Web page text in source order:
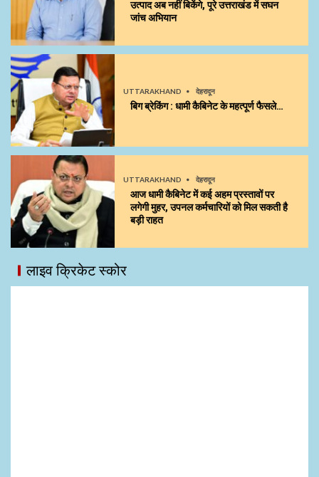
उत्पाद अब नहीं बिकेंगे, पूरे उत्तराखंड में सघन
जांच अभियान
UTTARAKHAND देहरादून
बिग ब्रेकिंग : धामी कैबिनेट के महत्पूर्ण फैसले…
UTTARAKHAND देहरादून
आज धामी कैबिनेट में कई अहम प्रस्तावों पर
लगेगी मुहर, उपनल कर्मचारियों को मिल सकती है
बड़ी राहत
लाइव क्रिकेट स्कोर